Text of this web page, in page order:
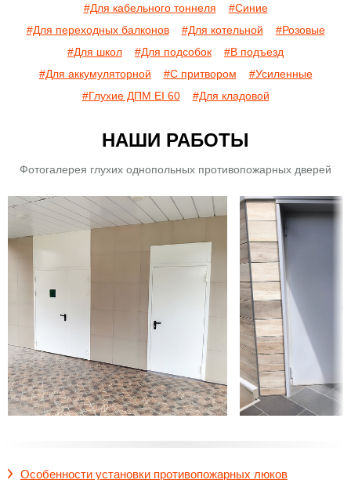
#Для кабельного тоннеля
#Синие
#Для переходных балконов
#Для котельной
#Розовые
#Для школ
#Для подсобок
#В подъезд
#Для аккумуляторной
#С притвором
#Усиленные
#Глухие ДПМ EI 60
#Для кладовой
НАШИ РАБОТЫ
Фотогалерея глухих однопольных противопожарных дверей
Особенности установки противопожарных люков